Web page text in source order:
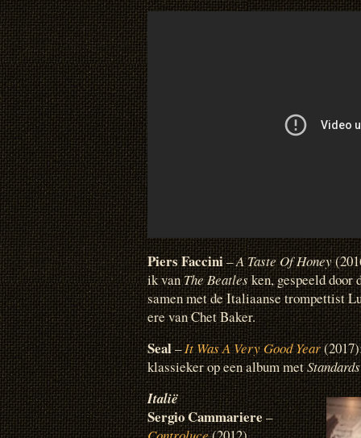
Piers Faccini–A Taste Of Honey
ik vanThe Beatlesken, gespeeld
samen met de Italiaanse trompettist
ere van Chet Baker.
Seal–It Was A Very Good Year
klassieker op een album metStandards
Italië
Sergio Cammariere–